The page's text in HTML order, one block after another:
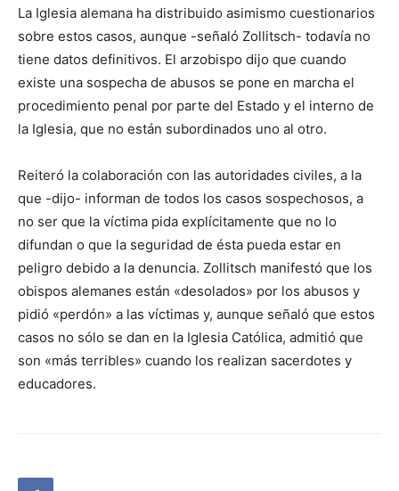
La Iglesia alemana ha distribuido asimismo cuestionarios
sobre estos casos, aunque -señaló Zollitsch- todavía no
tiene datos definitivos. El arzobispo dijo que cuando
existe una sospecha de abusos se pone en marcha el
procedimiento penal por parte del Estado y el interno de
la Iglesia, que no están subordinados uno al otro.
Reiteró la colaboración con las autoridades civiles, a la
que -dijo- informan de todos los casos sospechosos, a
no ser que la víctima pida explícitamente que no lo
difundan o que la seguridad de ésta pueda estar en
peligro debido a la denuncia. Zollitsch manifestó que los
obispos alemanes están «desolados» por los abusos y
pidió «perdón» a las víctimas y, aunque señaló que estos
casos no sólo se dan en la Iglesia Católica, admitió que
son «más terribles» cuando los realizan sacerdotes y
educadores.